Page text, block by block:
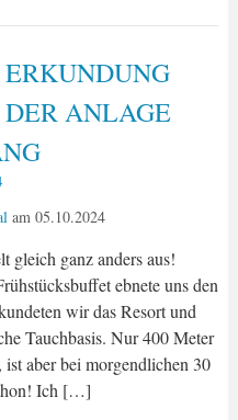
ERKUNDUNG
DER ANLAGE
am 05.10.2024
gleich ganz anders aus!
ebnete uns den
wir das Resort und
Tauchbasis. Nur 400 Meter
aber bei morgendlichen 30
Ich […]